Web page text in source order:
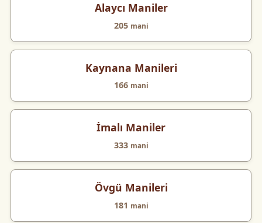
Alaycı Maniler
205 mani
Kaynana Manileri
166 mani
İmalı Maniler
333 mani
Övgü Manileri
181 mani